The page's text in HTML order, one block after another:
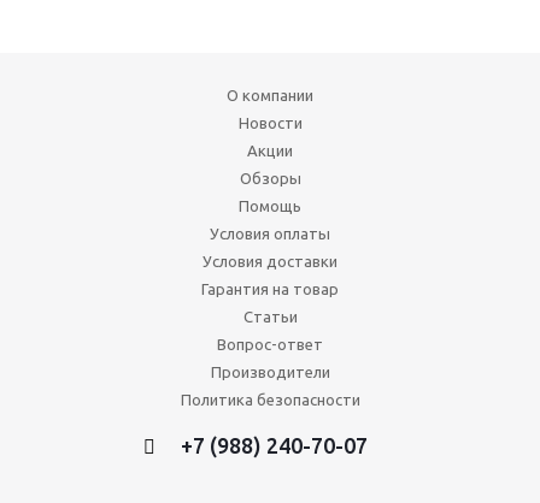
О компании
Новости
Акции
Обзоры
Помощь
Условия оплаты
Условия доставки
Гарантия на товар
Статьи
Вопрос-ответ
Производители
Политика безопасности
+7 (988) 240-70-07